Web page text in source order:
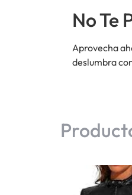
No Te
Aprovecha
deslumbra